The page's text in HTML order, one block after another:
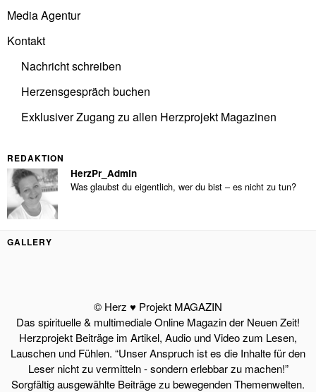
Media Agentur
Kontakt
Nachricht schreiben
Herzensgespräch buchen
Exklusiver Zugang zu allen Herzprojekt Magazinen
REDAKTION
HerzPr_Admin
Was glaubst du eigentlich, wer du bist – es nicht zu tun?
GALLERY
© Herz ♥ Projekt MAGAZIN
Das spirituelle & multimediale Online Magazin der Neuen Zeit!
Herzprojekt Beiträge im Artikel, Audio und Video zum Lesen,
Lauschen und Fühlen. “Unser Anspruch ist es die Inhalte für den
Leser nicht zu vermitteln - sondern erlebbar zu machen!”
Sorgfältig ausgewählte Beiträge zu bewegenden Themenwelten.